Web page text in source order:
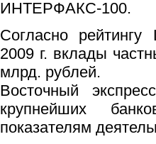
ИНТЕРФАКС-100.
Согласно
2009 г. вклады
млрд. рублей.
Восточный
крупнейших
показателям